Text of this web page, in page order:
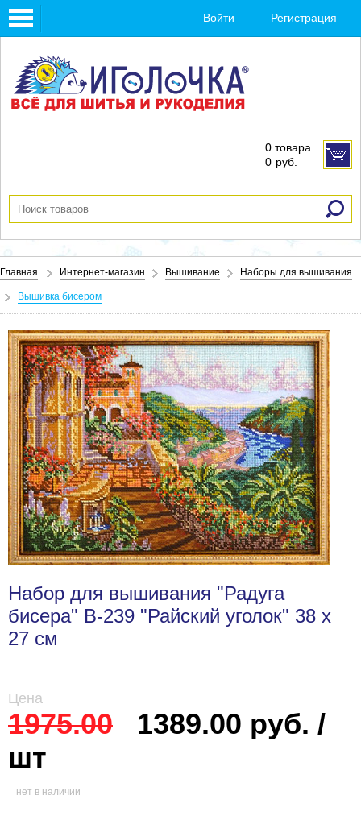
Toggle
navigation
Войти Регистрация
0 товара
0 руб.
Главная Интернет-магазин Вышивание Наборы для вышивания
Вышивка бисером
Набор для вышивания "Радуга
бисера" В-239 "Райский уголок" 38 х
27 см
Цена
1975.00
1389.00 руб. /
шт
нет в наличии